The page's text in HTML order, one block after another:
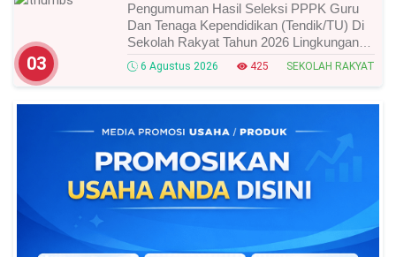
03
Pengumuman Hasil Seleksi PPPK Guru
Dan Tenaga Kependidikan (Tendik/TU) Di
Sekolah Rakyat Tahun 2026 Lingkungan
Kementerian Sosial RI, Ini Daftar Nama
Peserta Yang Lolos!
6 Agustus 2026 425 SEKOLAH RAKYAT